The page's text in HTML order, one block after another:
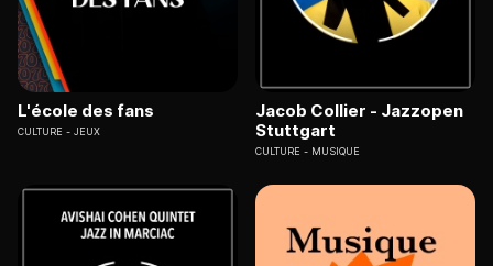
L'école des fans
CULTURE JEUX
Jacob Collier - Jazzopen
Stuttgart
CULTURE MUSIQUE